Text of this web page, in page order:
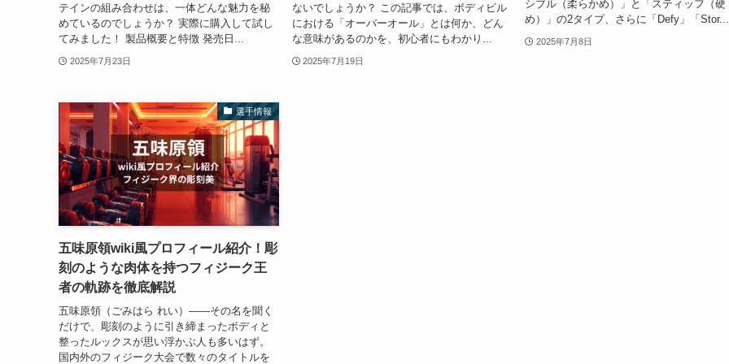
テインの組み合わせは、一体どんな魅力を秘
めているのでしょうか？ 実際に購入して試し
てみました！ 製品概要と特徴 発売日...
2025年7月23日
ないでしょうか？ この記事では、ボディビル
における「オーバーオール」とは何か、どん
な意味があるのかを、初心者にもわかり...
2025年7月19日
シブル（柔らかめ）」と「スティッフ（硬
め）」の2タイプ、さらに「Defy」「Stor...
2025年7月8日
選手情報
五味原領wiki風プロフィール紹介！彫
刻のような肉体を持つフィジーク王
者の軌跡を徹底解説
五味原領（ごみはら れい）――その名を聞く
だけで、彫刻のように引き締まったボディと
整ったルックスが思い浮かぶ人も多いはず。
国内外のフィジーク大会で数々のタイトルを